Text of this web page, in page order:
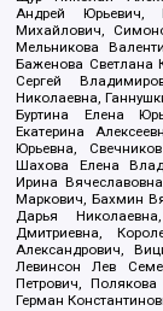
Андрей Юрьевич,
Михайлович,
Мельникова
Баженова Светлана
Сергей
Николаевна,
Буртина Елена
Екатерина
Юрьевна,
Шахова Елена
Ирина
Маркович, Бахмин
Дарья
Дмитриевна,
Александрович,
Левинсон Лев
Петрович,
Герман